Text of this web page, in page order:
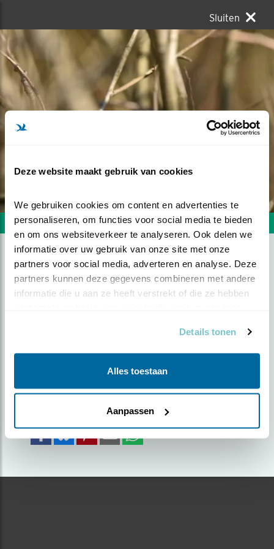
Deze website maakt gebruik van cookies
We gebruiken cookies om content en advertenties te
personaliseren, om functies voor social media te bieden
en om ons websiteverkeer te analyseren. Ook delen we
informatie over uw gebruik van onze site met onze
partners voor social media, adverteren en analyse. Deze
partners kunnen deze gegevens combineren met andere
informatie die u aan ze heeft verstrekt of die ze hebben
Details tonen
Alles toestaan
Aanpassen
Sluiten
Volgende foto Vorige foto
VERSCHOLEN MAAR
GEVONDEN
Foto genomen in: Emmen